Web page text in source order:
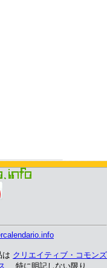
は クリエイティブ・コモンズ
、 特に明記しない限り.